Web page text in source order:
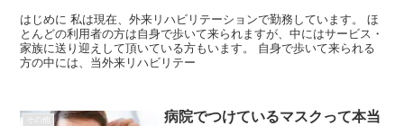
はじめに 私は現在、外来リハビリテーションで勤務しています。 ほ
とんどの利用者の方は自身で歩いて来られますが、中にはサービス・
家族に送り迎えして頂いている方もいます。 自身で歩いて来られる
方の中には、当外来リハビリテー
その他
病院でつけているマスクって本当